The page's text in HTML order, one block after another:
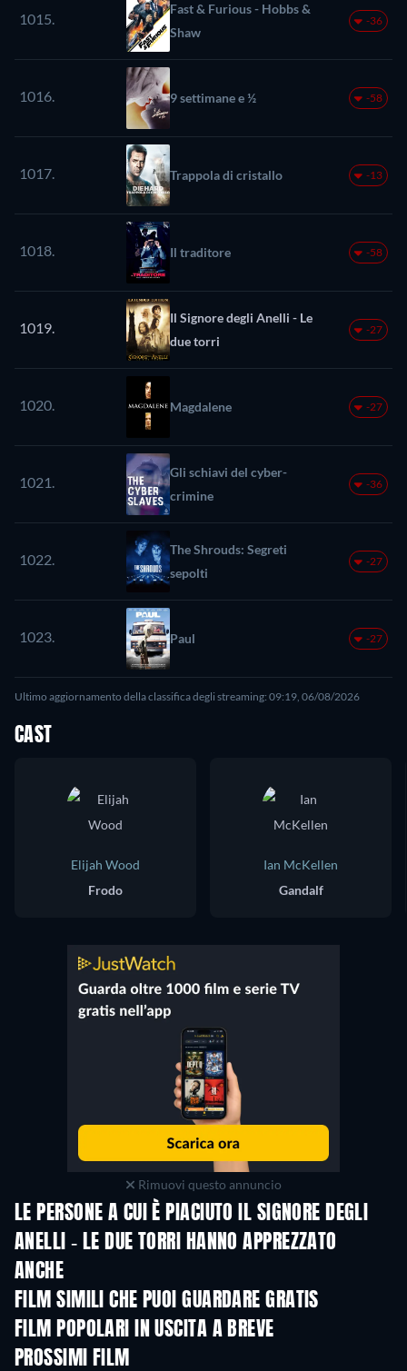
1015.
Fast & Furious - Hobbs &
Shaw
-36
1016. 9 settimane e ½ -58
1017. Trappola di cristallo -13
1018. Il traditore -58
1019.
Il Signore degli Anelli - Le
due torri
-27
1020. Magdalene -27
1021.
Gli schiavi del cyber-
crimine
-36
1022.
The Shrouds: Segreti
sepolti
-27
1023. Paul -27
Ultimo aggiornamento della classifica degli streaming: 09:19, 06/08/2026
CAST
Elijah Wood
Frodo
Ian McKellen
Gandalf
Rimuovi questo annuncio
LE PERSONE A CUI È PIACIUTO IL SIGNORE DEGLI
ANELLI - LE DUE TORRI HANNO APPREZZATO
ANCHE
FILM SIMILI CHE PUOI GUARDARE GRATIS
FILM POPOLARI IN USCITA A BREVE
PROSSIMI FILM